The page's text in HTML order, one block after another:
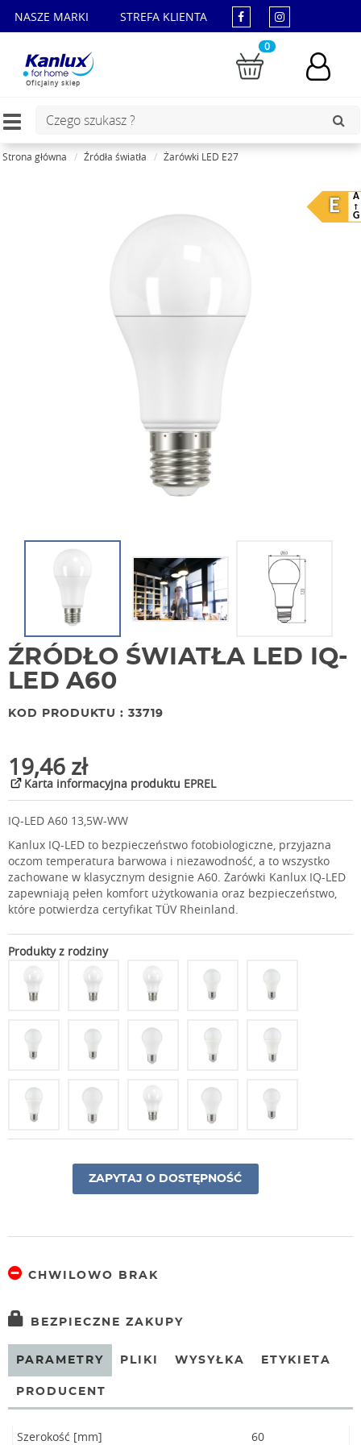
NASZE MARKI STREFA KLIENTA
Oficjalny sklep
0
Toggle
Strona główna Źródła światła Żarówki LED E27
E A
G
ŹRÓDŁO ŚWIATŁA LED IQ-
LED A60
KOD PRODUKTU : 33719
19,46 zł
Karta informacyjna produktu EPREL
IQ-LED A60 13,5W-WW
Kanlux IQ-LED to bezpieczeństwo fotobiologiczne, przyjazna
oczom temperatura barwowa i niezawodność, a to wszystko
zachowane w klasycznym designie A60. Żarówki Kanlux IQ-LED
zapewniają pełen komfort użytkowania oraz bezpieczeństwo,
które potwierdza certyfikat TÜV Rheinland.
Produkty z rodziny
ZAPYTAJ O DOSTĘPNOŚĆ
CHWILOWO BRAK
BEZPIECZNE ZAKUPY
PARAMETRY PLIKI WYSYŁKA ETYKIETA
PRODUCENT
Szerokość [mm] 60